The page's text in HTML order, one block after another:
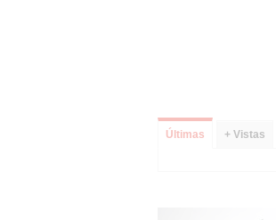
Últimas + Vistas